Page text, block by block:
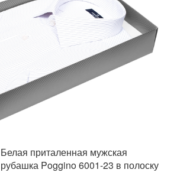
Белая приталенная мужская
рубашка Poggino 6001-23 в полоску